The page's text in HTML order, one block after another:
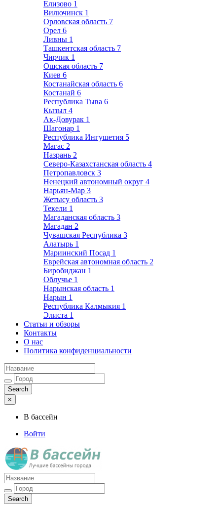
Елизово 1
Вилючинск 1
Орловская область 7
Орел 6
Ливны 1
Ташкентская область 7
Чирчик 1
Ошская область 7
Киев 6
Костанайская область 6
Костанай 6
Республика Тыва 6
Кызыл 4
Ак-Довурак 1
Шагонар 1
Республика Ингушетия 5
Магас 2
Назрань 2
Северо-Казахстанская область 4
Петропавловск 3
Ненецкий автономный округ 4
Нарьян-Мар 3
Жетысу область 3
Текели 1
Магаданская область 3
Магадан 2
Чувашская Республика 3
Алатырь 1
Мариинский Посад 1
Еврейская автономная область 2
Биробиджан 1
Облучье 1
Нарынская область 1
Нарын 1
Республика Калмыкия 1
Элиста 1
Статьи и обзоры
Контакты
О нас
Политика конфиденциальности
×
В бассейн
Войти
Лучшие бассейны города